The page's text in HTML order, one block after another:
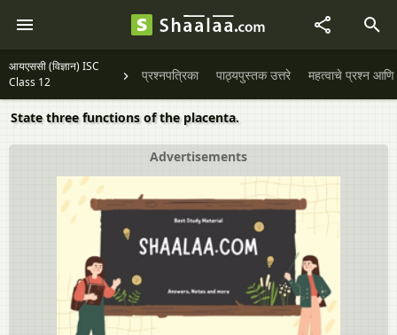
आयएससी (विज्ञान) ISC
Class 12
प्रश्नपत्रिका पाठ्यपुस्तक उत्तरे महत्वाचे प्रश्न आणि
State three functions of the placenta.
Advertisements